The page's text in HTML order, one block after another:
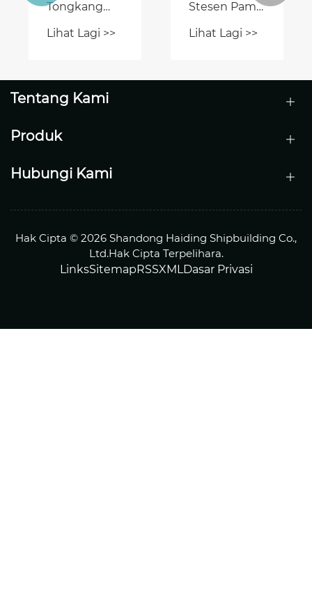
Kecekapan
Laluan Air?
Operasi
Tentang Kami
Produk
Hubungi Kami
Hak Cipta © 2026 Shandong Haiding Shipbuilding Co.,
Ltd.Hak Cipta Terpelihara.
LinksSitemapRSSXML Dasar Privasi